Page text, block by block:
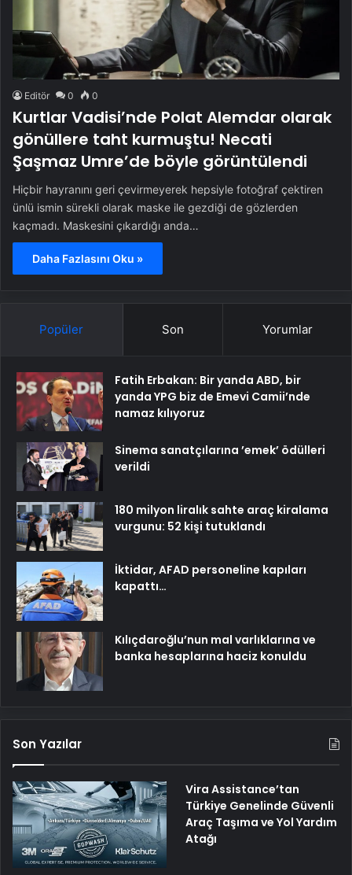
Editör 0 0
Kurtlar Vadisi’nde Polat Alemdar olarak
gönüllere taht kurmuştu! Necati
Şaşmaz Umre’de böyle görüntülendi
Hiçbir hayranını geri çevirmeyerek hepsiyle fotoğraf çektiren
ünlü ismin sürekli olarak maske ile gezdiği de gözlerden
kaçmadı. Maskesini çıkardığı anda…
Daha Fazlasını Oku »
Popüler Son Yorumlar
Fatih Erbakan: Bir yanda ABD, bir
yanda YPG biz de Emevi Camii’nde
namaz kılıyoruz
Sinema sanatçılarına ’emek’ ödülleri
verildi
180 milyon liralık sahte araç kiralama
vurgunu: 52 kişi tutuklandı
İktidar, AFAD personeline kapıları
kapattı…
Kılıçdaroğlu’nun mal varlıklarına ve
banka hesaplarına haciz konuldu
Son Yazılar
Vira Assistance’tan
Türkiye Genelinde Güvenli
Araç Taşıma ve Yol Yardım
Atağı